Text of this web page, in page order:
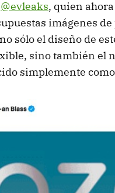
@evleaks, quien
imágenes de
sólo el diseño de
sino también el
simplemente como